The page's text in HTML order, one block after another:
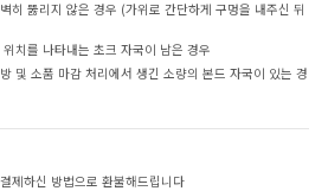
히 뚫리지 않은 경우 (가위로 간단하게 구멍을 내주신 뒤
치를 나타내는 초크 자국이 남은 경우
및 소품 마감 처리에서 생긴 소량의 본드 자국이 있는 경
제하신 방법으로 환불해드립니다